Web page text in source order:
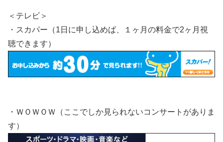
＜テレビ＞
・スカパー（1日に申し込めば、１ヶ月の料金で2ヶ月視
聴できます）
・ＷＯＷＯＷ（ここでしか見られないコンサートがありま
す）